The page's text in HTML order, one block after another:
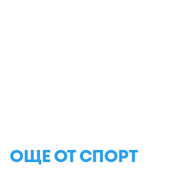
ОЩЕ ОТ СПОРТ